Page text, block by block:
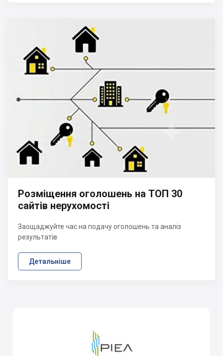
Розміщення оголошень на ТОП 30
сайтів нерухомості
Заощаджуйте час на подачу оголошень та аналіз
результатів
Детальніше